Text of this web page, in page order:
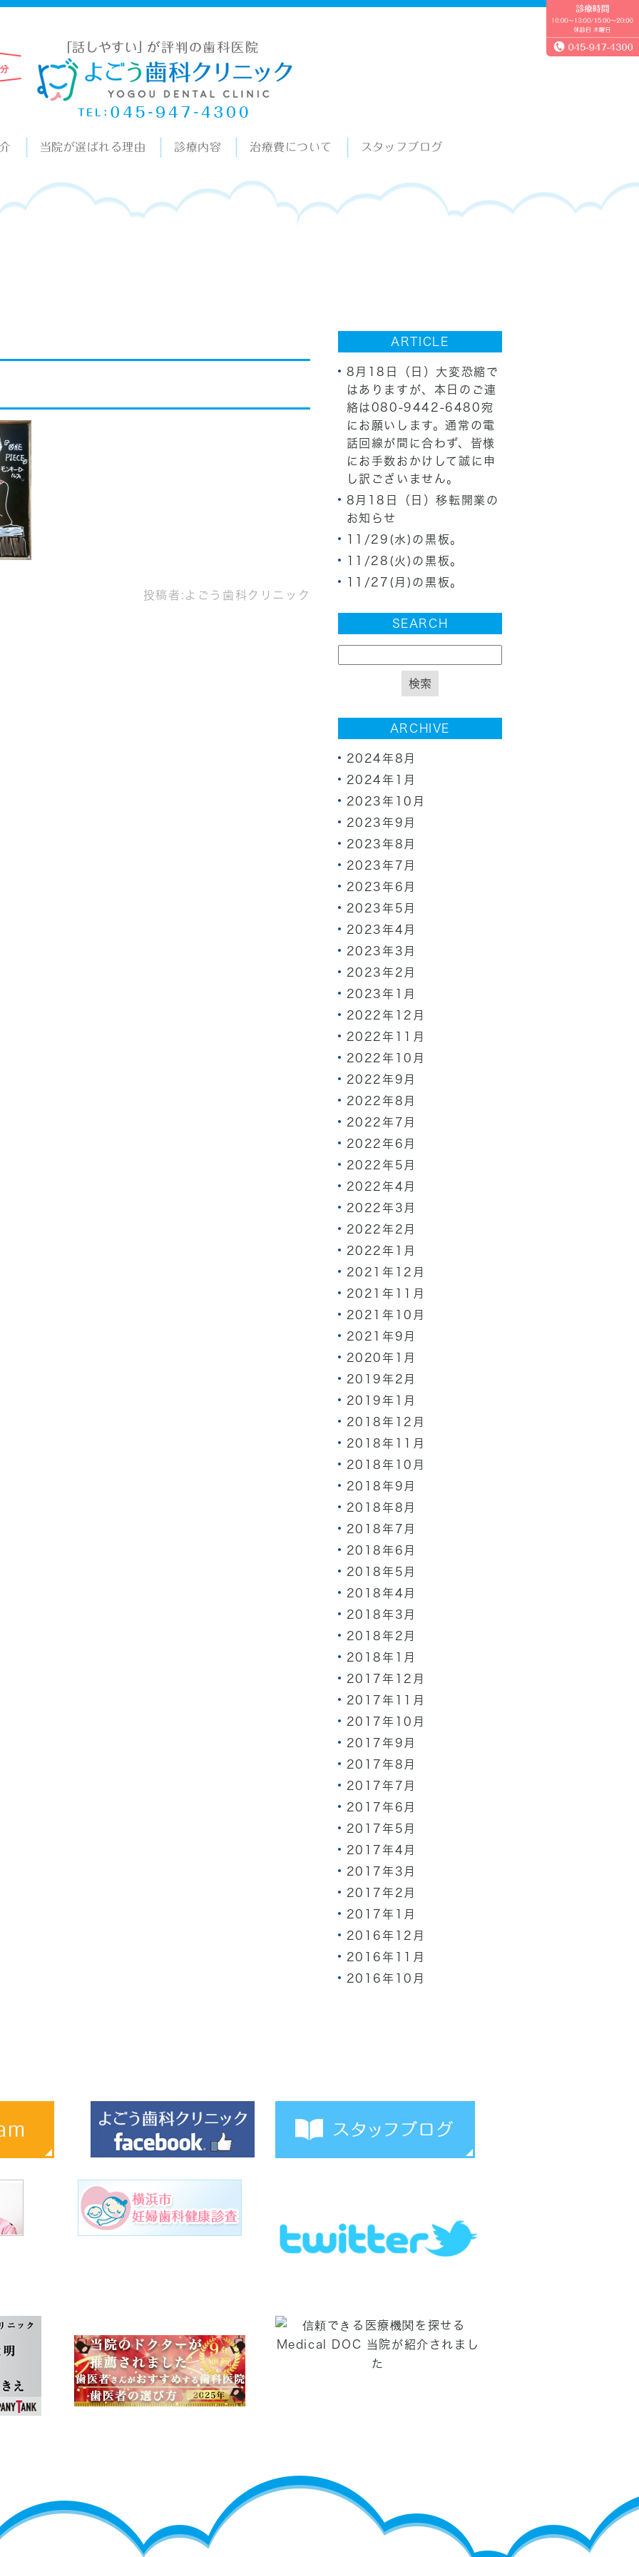
当院が選ばれる理由 診療内容 治療費について スタッフブログ
投稿者: よごう歯科クリニック
ARTICLE
8月18日（日）大変恐縮で
はありますが、本日のご連
絡は080-9442-6480宛
にお願いします。通常の電
話回線が間に合わず、皆様
にお手数おかけして誠に申
し訳ございません。
8月18日（日）移転開業の
お知らせ
11/29(水)の黒板。
11/28(火)の黒板。
11/27(月)の黒板。
SEARCH
ARCHIVE
2024年8月
2024年1月
2023年10月
2023年9月
2023年8月
2023年7月
2023年6月
2023年5月
2023年4月
2023年3月
2023年2月
2023年1月
2022年12月
2022年11月
2022年10月
2022年9月
2022年8月
2022年7月
2022年6月
2022年5月
2022年4月
2022年3月
2022年2月
2022年1月
2021年12月
2021年11月
2021年10月
2021年9月
2020年1月
2019年2月
2019年1月
2018年12月
2018年11月
2018年10月
2018年9月
2018年8月
2018年7月
2018年6月
2018年5月
2018年4月
2018年3月
2018年2月
2018年1月
2017年12月
2017年11月
2017年10月
2017年9月
2017年8月
2017年7月
2017年6月
2017年5月
2017年4月
2017年3月
2017年2月
2017年1月
2016年12月
2016年11月
2016年10月